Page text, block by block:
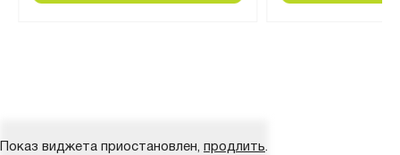
Показ виджета приостановлен, продлить.